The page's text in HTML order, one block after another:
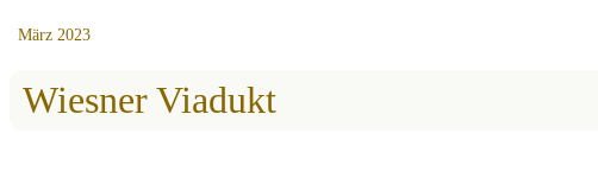
März 2023
Wiesner Viadukt